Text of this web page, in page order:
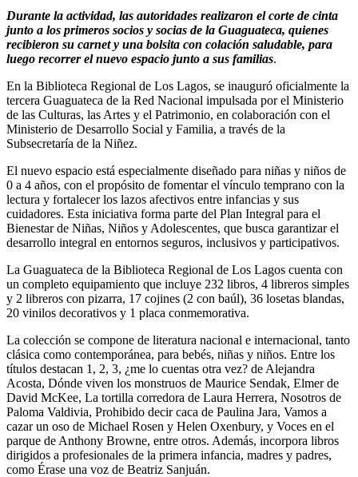
Durante la actividad, las autoridades realizaron el corte de cinta
junto a los primeros socios y socias de la Guaguateca, quienes
recibieron su carnet y una bolsita con colación saludable, para
luego recorrer el nuevo espacio junto a sus familias.
En la Biblioteca Regional de Los Lagos, se inauguró oficialmente la
tercera Guaguateca de la Red Nacional impulsada por el Ministerio
de las Culturas, las Artes y el Patrimonio, en colaboración con el
Ministerio de Desarrollo Social y Familia, a través de la
Subsecretaría de la Niñez.
El nuevo espacio está especialmente diseñado para niñas y niños de
0 a 4 años, con el propósito de fomentar el vínculo temprano con la
lectura y fortalecer los lazos afectivos entre infancias y sus
cuidadores. Esta iniciativa forma parte del Plan Integral para el
Bienestar de Niñas, Niños y Adolescentes, que busca garantizar el
desarrollo integral en entornos seguros, inclusivos y participativos.
La Guaguateca de la Biblioteca Regional de Los Lagos cuenta con
un completo equipamiento que incluye 232 libros, 4 libreros simples
y 2 libreros con pizarra, 17 cojines (2 con baúl), 36 losetas blandas,
20 vinilos decorativos y 1 placa conmemorativa.
La colección se compone de literatura nacional e internacional, tanto
clásica como contemporánea, para bebés, niñas y niños. Entre los
títulos destacan 1, 2, 3, ¿me lo cuentas otra vez? de Alejandra
Acosta, Dónde viven los monstruos de Maurice Sendak, Elmer de
David McKee, La tortilla corredora de Laura Herrera, Nosotros de
Paloma Valdivia, Prohibido decir caca de Paulina Jara, Vamos a
cazar un oso de Michael Rosen y Helen Oxenbury, y Voces en el
parque de Anthony Browne, entre otros. Además, incorpora libros
dirigidos a profesionales de la primera infancia, madres y padres,
como Érase una voz de Beatriz Sanjuán.